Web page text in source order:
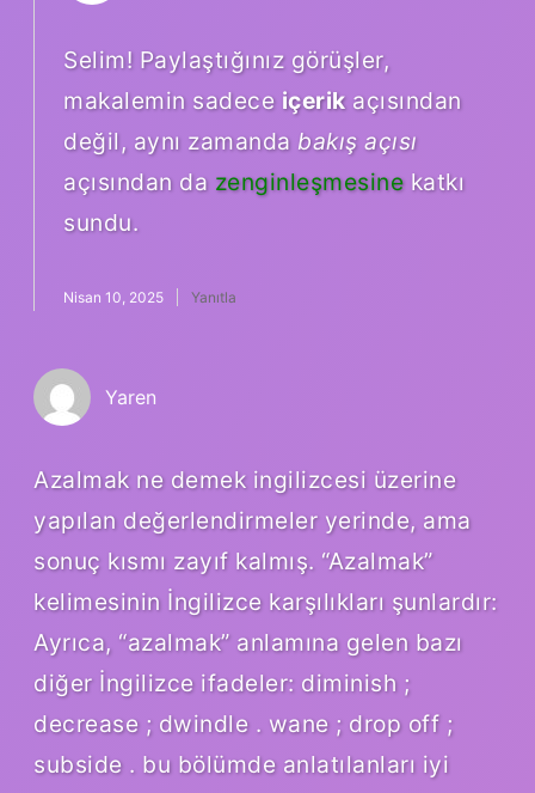
Selim! Paylaştığınız görüşler,
makalemin sadece içerik açısından
değil, aynı zamanda bakış açısı
açısından da zenginleşmesine katkı
sundu.
Nisan 10, 2025 Yanıtla
Yaren
Azalmak ne demek ingilizcesi üzerine
yapılan değerlendirmeler yerinde, ama
sonuç kısmı zayıf kalmış. “Azalmak”
kelimesinin İngilizce karşılıkları şunlardır:
Ayrıca, “azalmak” anlamına gelen bazı
diğer İngilizce ifadeler: diminish ;
decrease ; dwindle . wane ; drop off ;
subside . bu bölümde anlatılanları iyi